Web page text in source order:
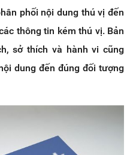
phối nội dung thú vị đến
thông tin kém thú vị. Bản
sở thích và hành vi cũng
dung đến đúng đối tượng